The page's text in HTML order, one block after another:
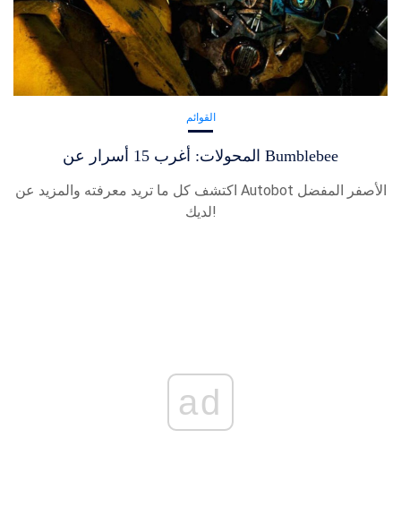
القوائم
المحولات: أغرب 15 أسرار عن Bumblebee
اكتشف كل ما تريد معرفته والمزيد عن Autobot الأصفر المفضل
لديك!
ad